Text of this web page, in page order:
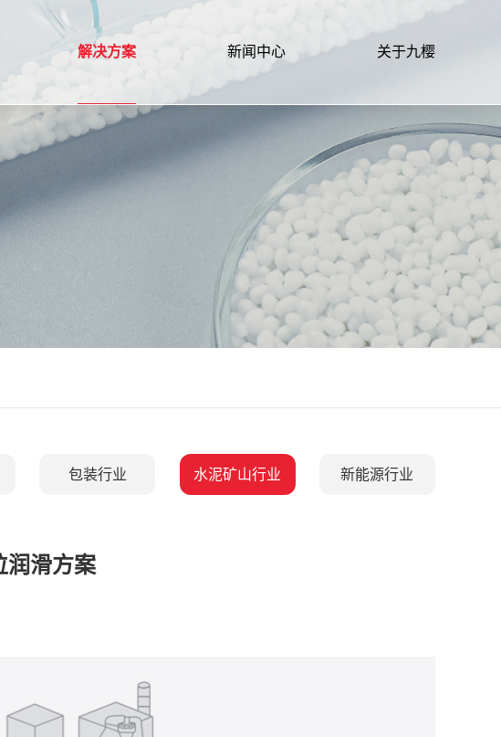
解决方案 新闻中心 关于九樱
包装行业 水泥矿山行业 新能源行业
润滑方案